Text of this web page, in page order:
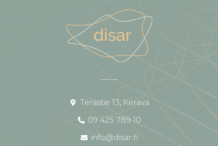
Terästie 13, Kerava
09 425 789 10
info@disar.fi